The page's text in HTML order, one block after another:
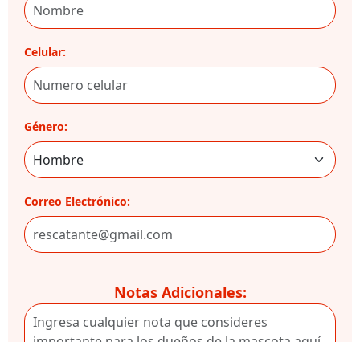
Celular:
Género:
Correo Electrónico:
Notas Adicionales: